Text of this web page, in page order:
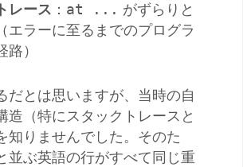
レース ： at ... がずらりと
エラーに至るまでのプログラ
路）
だとは思いますが、当時の自
造（特にスタックトレースと
知りませんでした。そのた
並ぶ英語の行がすべて同じ重